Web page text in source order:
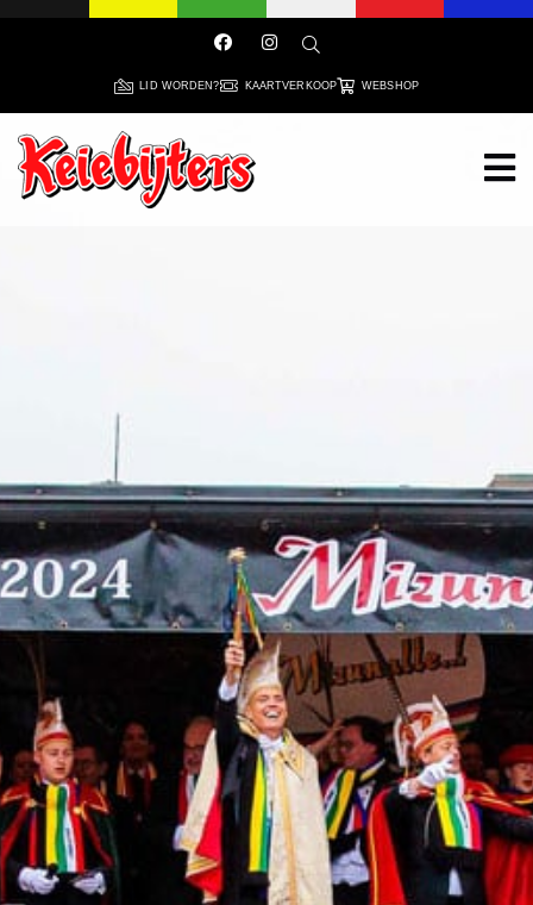
LID WORDEN? KAARTVERKOOP WEBSHOP